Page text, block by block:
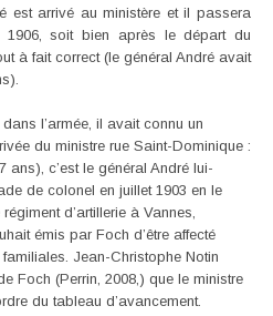
est arrivé au ministère et il passera
soit bien après le départ du
à fait correct (le général André avait
l’armée, il avait connu un
du ministre rue Saint-Dominique :
ans), c’est le général André lui-
de colonel en juillet 1903 en le
d’artillerie à Vannes,
émis par Foch d’être affecté
Jean-Christophe Notin
Foch (Perrin, 2008,) que le ministre
du tableau d’avancement.